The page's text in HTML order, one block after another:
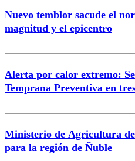
Nuevo temblor sacude el
magnitud y el epicentro
Alerta por calor extremo:
Temprana Preventiva en
Ministerio de Agricultura
para la región de Ñuble